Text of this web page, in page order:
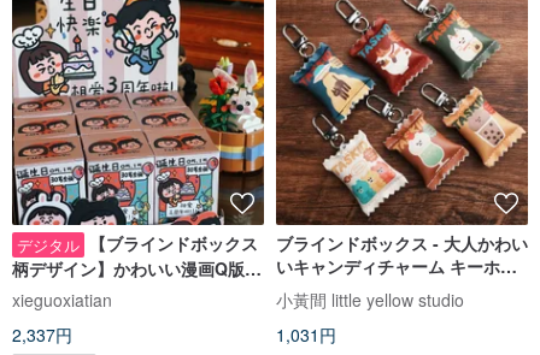
デジタル
【ブラインドボックス
柄デザイン】かわいい漫画Q版カ
ップルイラスト | 結婚記念日・誕
生日プレゼントカスタマイズ |
xieguoxiatian
2,337円
ブラインドボックス - 大人かわい
いキャンディチャーム キーホル
ダー 5 種＋シークレット 1 種
小黃間 little yellow studio
1,031円